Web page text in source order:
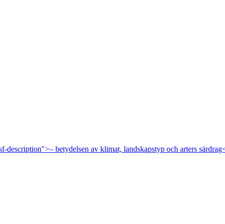
betydelsen av klimat, landskapstyp och arters